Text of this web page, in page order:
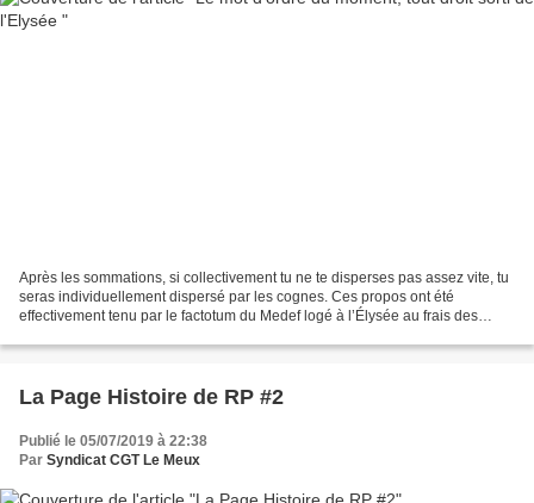
Après les sommations, si collectivement tu ne te disperses pas assez vite, tu
seras individuellement dispersé par les cognes. Ces propos ont été
effectivement tenu par le factotum du Medef logé à l’Élysée au frais des
La Page Histoire de RP #2
Publié le 05/07/2019 à 22:38
Par Syndicat CGT Le Meux